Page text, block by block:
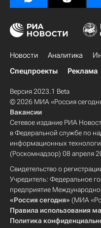
Новости Аналитика
Спецпроекты
Реклама
Версия 2023.1 Beta
© 2026 МИА «Россия
Вакансии
Сетевое издание РИА
в Федеральной службе по
информационных
(Роскомнадзор) 08 апреля
Свидетельство о
Учредитель: Федеральное
предприятие
«Россия сегодня» (МИА
Правила использования
Политика